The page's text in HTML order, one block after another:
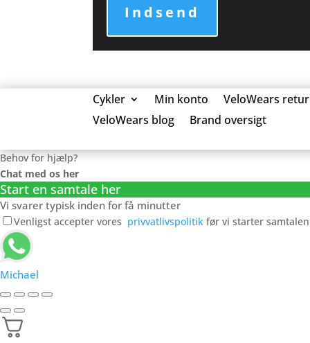
Indsend
Cykler Min konto
VeloWears
VeloWears blog
Brand oversigt
Behov for hjælp?
Chat med os her
Start en samtale her
Vi svarer typisk inden for få minutter
Venligst accepter vores privvatlivspolitik før vi starter
Michael